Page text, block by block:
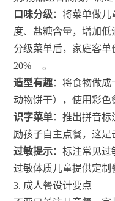
口味分级：将菜单做
度、盐糖含量，增加
分级菜单后，家庭客单
20%
。
造型有趣：将食物做成
动物饼干），使用彩色
识字菜单：推出拼音
励孩子自主点餐，这
过敏提示：标注常见
过敏体质儿童提供定制
3. 成人餐设计要点